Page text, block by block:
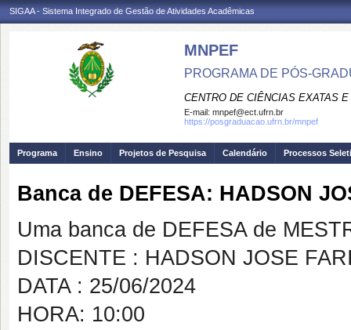
SIGAA - Sistema Integrado de Gestão de Atividades Acadêmicas
MNPEF
PROGRAMA DE PÓS-
CENTRO DE CIÊNCIAS EXATAS
E-mail: mnpef@ect.ufrn.br
https://posgraduacao.ufrn.br/mnpef
Programa Ensino Projetos de Pesquisa Calendário Processos
Banca de DEFESA: HADSON
Uma banca de DEFESA de
DISCENTE : HADSON JOSE
DATA : 25/06/2024
HORA: 10:00